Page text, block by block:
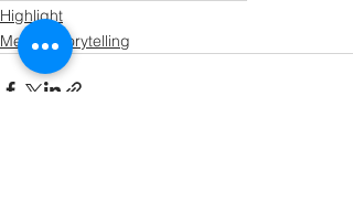
Highlight
Mekha Storytelling